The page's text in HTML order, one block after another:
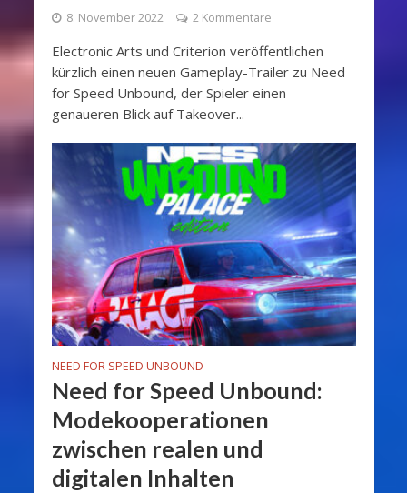
8. November 2022 2 Kommentare
Electronic Arts und Criterion veröffentlichen
kürzlich einen neuen Gameplay-Trailer zu Need
for Speed Unbound, der Spieler einen
genaueren Blick auf Takeover...
NEED FOR SPEED UNBOUND
Need for Speed Unbound:
Modekooperationen
zwischen realen und
digitalen Inhalten